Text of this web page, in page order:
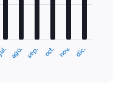
ago. sep. oct. nov. dic.